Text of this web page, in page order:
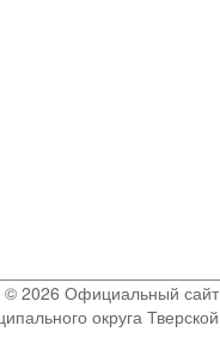
© 2026 Официальный сайт
округа